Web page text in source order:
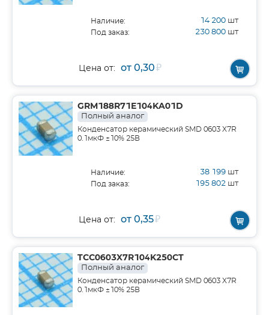
Наличие: 14 200 шт
Под заказ: 230 800 шт
Цена от: от 0,30₽
GRM188R71E104KA01D
Полный аналог
Конденсатор керамический SMD 0603 X7R
0.1мкФ ±10% 25В
Наличие: 38 199 шт
Под заказ: 195 802 шт
Цена от: от 0,35₽
TCC0603X7R104K250CT
Полный аналог
Конденсатор керамический SMD 0603 X7R
0.1мкФ ±10% 25В